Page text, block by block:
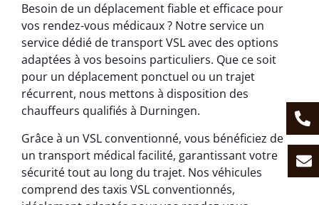
Besoin de un déplacement fiable et efficace pour
vos rendez-vous médicaux ? Notre service un
service dédié de transport VSL avec des options
adaptées à vos besoins particuliers. Que ce soit
pour un déplacement ponctuel ou un trajet
récurrent, nous mettons à disposition des
chauffeurs qualifiés à Durningen.
Grâce à un VSL conventionné, vous bénéficiez de
un transport médical facilité, garantissant votre
sécurité tout au long du trajet. Nos véhicules
comprend des taxis VSL conventionnés,